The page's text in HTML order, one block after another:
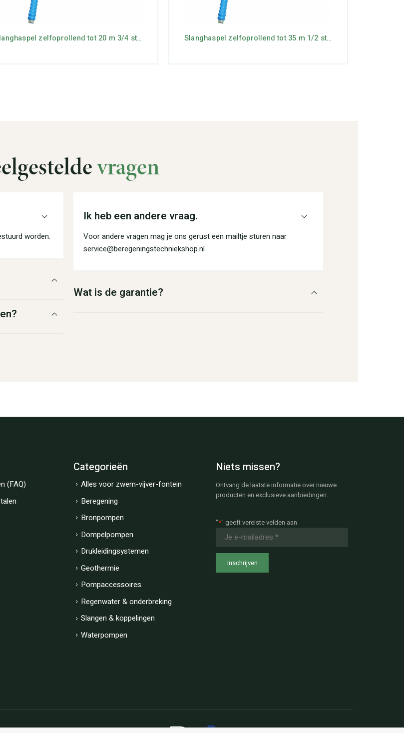
Slanghaspel zelfoprollend tot 20 m 3/4 staal gecoat 2-20 Bar 1″ Bu x 3/4 Bi Slanghaspel zelfoprollend tot 35 m 1/2 staal gecoat 2-200 Bar 1/2 Bu x 1/2 Bi
vragen
worden.
Ik heb een andere vraag.
Voor andere vragen mag je ons gerust een mailtje sturen naar
service@beregeningstechniekshop.nl
Wat is de garantie?
(FAQ)
Categorieën
Alles voor zwem-vijver-fontein
Beregening
Bronpompen
Dompelpompen
Drukleidingsystemen
Geothermie
Pompaccessoires
Regenwater & onderbreking
Slangen & koppelingen
Waterpompen
Niets missen?
Ontvang de laatste informatie over nieuwe
producten en exclusieve aanbiedingen.
"*" geeft vereiste velden aan
mailadres
*